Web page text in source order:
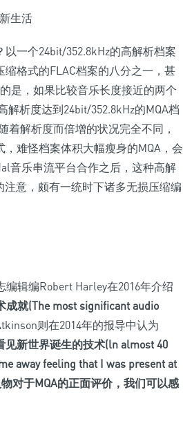
一个24bit/352.8kHz的高解析档案
格式的FLAC档案的八分之一，甚
是，如果比较音乐长度接近的两个
解析度达到24bit/352.8kHz的MQA档
着解析度而倍增的状况完全不同，
难怪档案体积大幅瘦身的MQA，会
音乐串流平台合作之后，这种高解
意，颇有一统时下诸多无损压缩编
编辑编Robert Harley在2016年介绍
成就(The most significant audio
则在2014年的报导中认为
见新世界诞生的技术(ln almost 40
away feeling that I was present at
对于MQA的正面评价，我们可以感